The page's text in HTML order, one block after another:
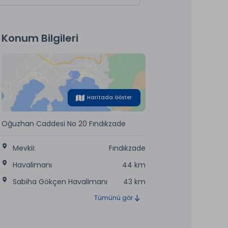
Konum Bilgileri
Haritada Göster
Oğuzhan Caddesi No 20 Fındıkzade
Mevkii:
Fındıkzade
Havalimanı
44 km
Sabiha Gökçen Havalimanı
43 km
Tümünü gör